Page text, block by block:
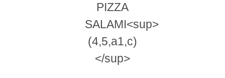
PIZZA
SALAMI<sup>
(4,5,a1,c)
</sup>